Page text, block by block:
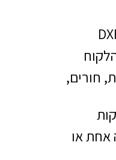
חורים,
אחת או